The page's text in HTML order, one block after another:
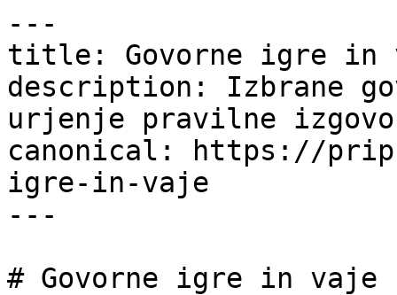
---
title: Govorne igre in
description: Izbrane
urjenje pravilne
canonical: https://
igre-in-vaje
---
# Govorne igre in vaje